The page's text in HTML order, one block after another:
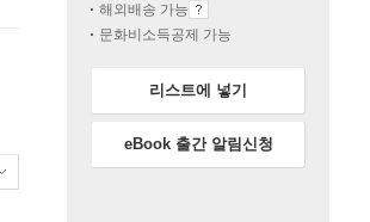
해외배송 가능
문화비소득공제 가능
리스트에 넣기
eBook 출간 알림신청